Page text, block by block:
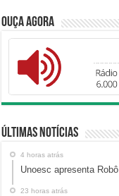
Ouça Agora
Últimas Notícias
4 horas atrás
Unoesc apresenta
23 horas atrás